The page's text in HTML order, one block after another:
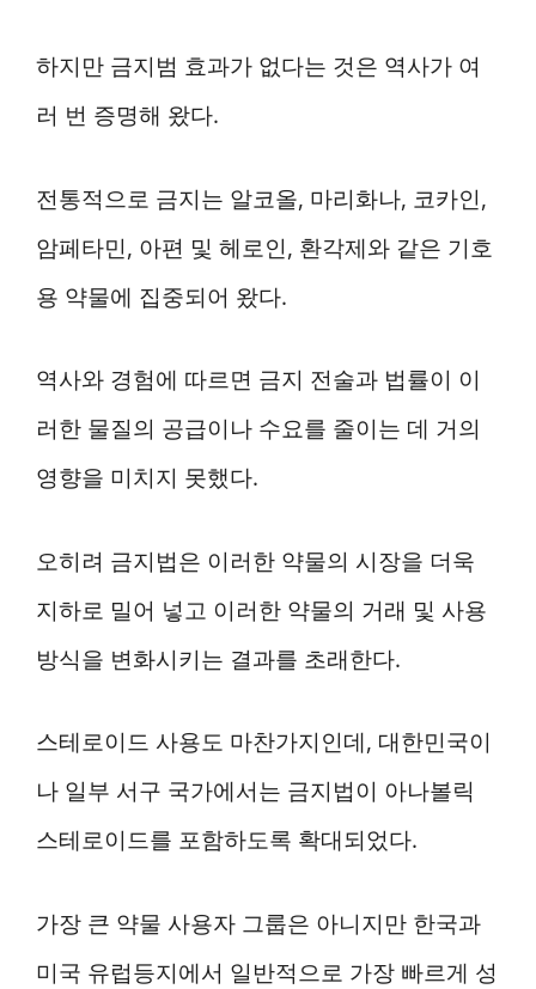
하지만 금지범 효과가 없다는 것은 역사가 여
러 번 증명해 왔다.
전통적으로 금지는 알코올, 마리화나, 코카인,
암페타민, 아편 및 헤로인, 환각제와 같은 기호
용 약물에 집중되어 왔다.
역사와 경험에 따르면 금지 전술과 법률이 이
러한 물질의 공급이나 수요를 줄이는 데 거의
영향을 미치지 못했다.
오히려 금지법은 이러한 약물의 시장을 더욱
지하로 밀어 넣고 이러한 약물의 거래 및 사용
방식을 변화시키는 결과를 초래한다.
스테로이드 사용도 마찬가지인데, 대한민국이
나 일부 서구 국가에서는 금지법이 아나볼릭
스테로이드를 포함하도록 확대되었다.
가장 큰 약물 사용자 그룹은 아니지만 한국과
미국 유럽등지에서 일반적으로 가장 빠르게 성